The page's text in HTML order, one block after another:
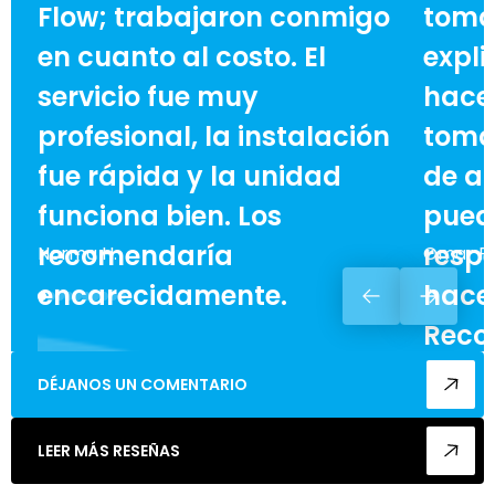
Flow; trabajaron conmigo
en cuanto al costo. El
servicio fue muy
profesional, la instalación
fue rápida y la unidad
funciona bien. Los
recomendaría
encarecidamente.
Norma H.
de
Omar F.
DÉJANOS UN COMENTARIO
LEER MÁS RESEÑAS